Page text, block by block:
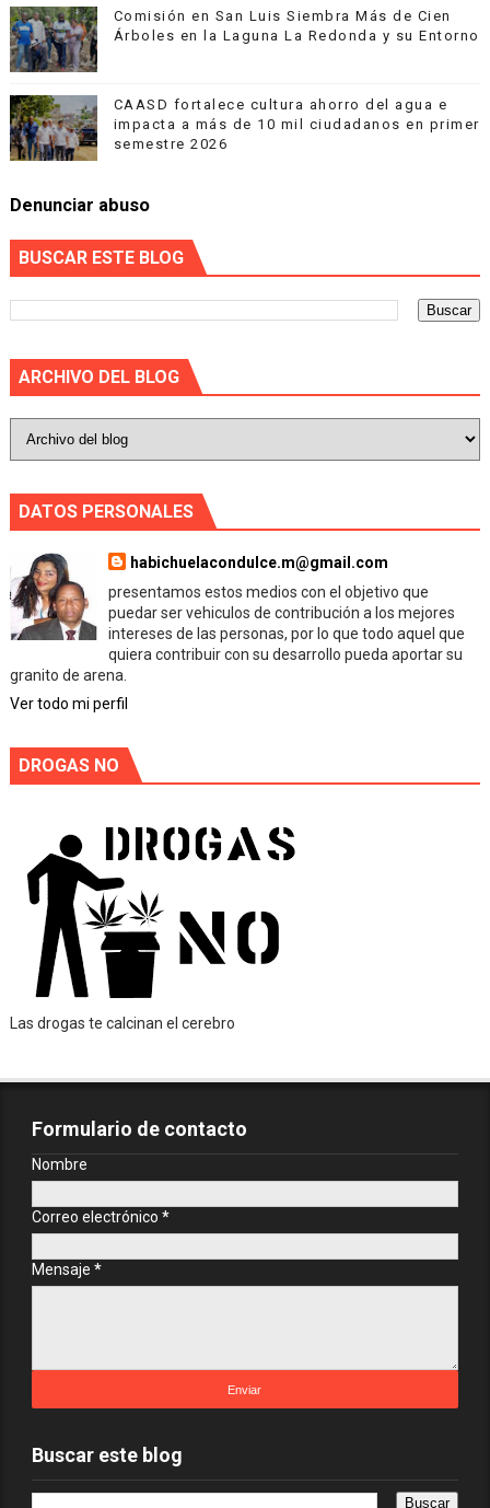
Comisión en San Luis Siembra Más de Cien
Árboles en la Laguna La Redonda y su Entorno
CAASD fortalece cultura ahorro del agua e
impacta a más de 10 mil ciudadanos en primer
semestre 2026
Denunciar abuso
BUSCAR ESTE BLOG
ARCHIVO DEL BLOG
DATOS PERSONALES
habichuelacondulce.m@gmail.com
presentamos estos medios con el objetivo que
puedar ser vehiculos de contribución a los mejores
intereses de las personas, por lo que todo aquel que
quiera contribuir con su desarrollo pueda aportar su
granito de arena.
Ver todo mi perfil
DROGAS NO
Las drogas te calcinan el cerebro
Formulario de contacto
Nombre
Correo electrónico *
Mensaje *
Buscar este blog